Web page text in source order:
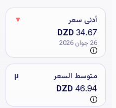
أدنى سعر ▼
34.67
26 جوان 2026
متوسط السعر μ
46.94